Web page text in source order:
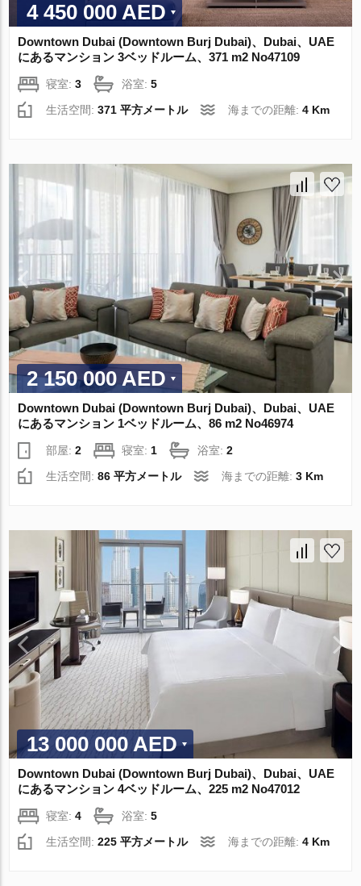
4 450 000 AED
Downtown Dubai (Downtown Burj Dubai)、Dubai、UAE
にあるマンション 3ベッドルーム、371 m2 No47109
寝室:3 浴室:5
生活空間:371 平方メートル 海までの距離:4 Km
2 150 000 AED
Downtown Dubai (Downtown Burj Dubai)、Dubai、UAE
にあるマンション 1ベッドルーム、86 m2 No46974
部屋:2 寝室: 1 浴室:2
生活空間:86 平方メートル 海までの距離:3 Km
13 000 000 AED
Downtown Dubai (Downtown Burj Dubai)、Dubai、UAE
にあるマンション 4ベッドルーム、225 m2 No47012
寝室:4 浴室:5
生活空間:225 平方メートル 海までの距離:4 Km